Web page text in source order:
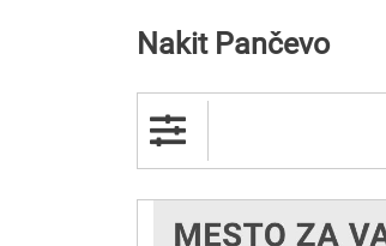
Nakit Pančevo